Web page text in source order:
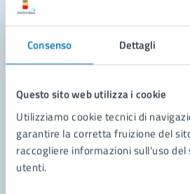
Consenso Dettagli
Questo sito web utilizza i cookie
Utilizziamo cookie tecnici di
garantire la corretta fruizione del
raccogliere informazioni sull'uso
utenti.
Leggi le domande frequenti
Richiedi assistenza
Prenota appuntamento
Problemi in città